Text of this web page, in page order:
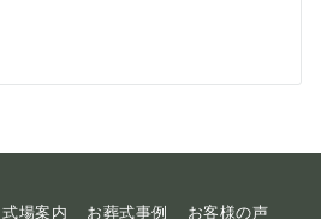
式場案内 お葬式事例
お客様の声